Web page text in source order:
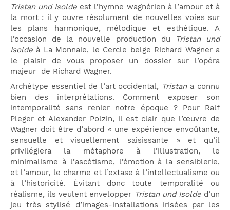
Tristan und Isolde est l’hymne wagnérien à l’amour et à
la mort : il y ouvre résolument de nouvelles voies sur
les plans harmonique, mélodique et esthétique. A
l’occasion de la nouvelle production du
Tristan und
Isolde à La Monnaie, le Cercle belge Richard Wagner a
le plaisir de vous proposer un dossier sur l’opéra
majeur de Richard Wagner.
Archétype essentiel de l’art occidental, Tristana connu
bien des interprétations. Comment exposer son
intemporalité sans renier notre époque ? Pour Ralf
Pleger et Alexander Polzin, il est clair que l’œuvre de
Wagner doit être d’abord « une expérience envoûtante,
sensuelle et visuellement saisissante » et qu’il
privilégiera la métaphore à l’illustration, le
minimalisme à l’ascétisme, l’émotion à la sensiblerie,
et l’amour, le charme et l’extase à l’intellectualisme ou
à l’historicité. Évitant donc toute temporalité ou
réalisme, ils veulent envelopper Tristan und Isolded’un
jeu très stylisé d’images-installations irisées par les